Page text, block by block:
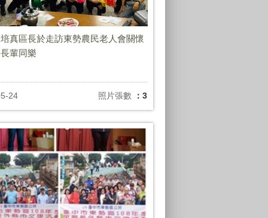
真區長於走訪東勢農民老人會關懷
輩同樂
24 照片張數 ：3